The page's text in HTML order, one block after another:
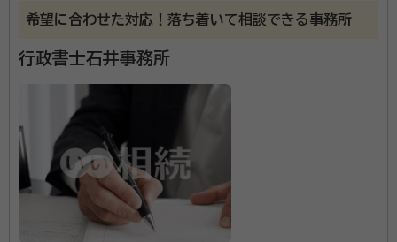
栗田亜希子 行政書士
栗田雅和 行政書士
２０１５年から夫婦で行政書士事務所を運営しています。
なにかひとつでも地域の皆さんのお役に立てることは
ないか、毎日考えています。どうぞお気軽にご相談くだ
さい。
静岡県行政書士会
希望に合わせた対応！落ち着いて相談できる事務所
行政書士石井事務所